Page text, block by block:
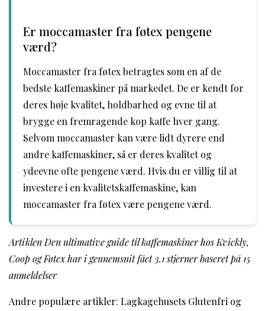
Er moccamaster fra føtex pengene
værd?
Moccamaster fra føtex betragtes som en af de
bedste kaffemaskiner på markedet. De er kendt for
deres høje kvalitet, holdbarhed og evne til at
brygge en fremragende kop kaffe hver gang.
Selvom moccamaster kan være lidt dyrere end
andre kaffemaskiner, så er deres kvalitet og
ydeevne ofte pengene værd. Hvis du er villig til at
investere i en kvalitetskaffemaskine, kan
moccamaster fra føtex være pengene værd.
Artiklen Den ultimative guide til kaffemaskiner hos Kvickly,
Coop og Føtex har i gennemsnit fået3.1stjerner baseret på 15
anmeldelser
Andre populære artikler: Lagkagehusets Glutenfri og